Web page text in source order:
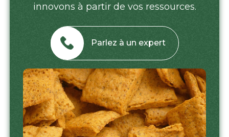
innovons à partir de vos ressources.
Parlez à un expert